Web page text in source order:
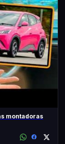
montadoras